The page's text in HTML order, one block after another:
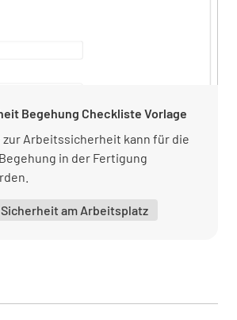
Analysten
der Analyse
Begehung Checkliste Vorlage
zur Arbeitssicherheit kann für die
in der Fertigung
am Arbeitsplatz